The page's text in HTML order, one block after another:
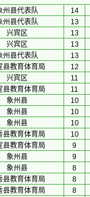
州县代表队
14
州县代表队
13
兴宾区
13
兴宾区
13
州县代表队
13
县教育体育局
12
兴宾区
11
县教育体育局
11
象州县
10
象州县
10
象州县
10
县教育体育局
10
县教育体育局
9
象州县
9
象州县
8
县教育体育局
8
县教育体育局
8